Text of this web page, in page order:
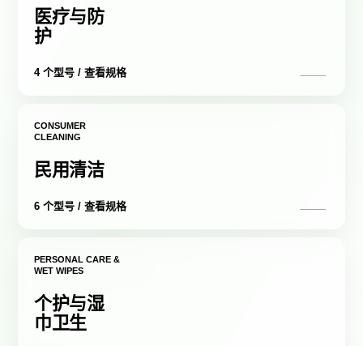
医疗与防
护
4 个型号 / 查看规格
CONSUMER
CLEANING
民用清洁
6 个型号 / 查看规格
PERSONAL CARE &
WET WIPES
个护与湿
巾卫生